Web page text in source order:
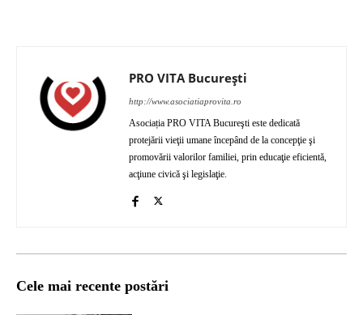
PRO VITA București
http://www.asociatiaprovita.ro
Asociația PRO VITA Bucureşti este dedicată
protejării vieţii umane începând de la concepţie şi
promovării valorilor familiei, prin educaţie eficientă,
acţiune civică şi legislaţie.
Cele mai recente postări